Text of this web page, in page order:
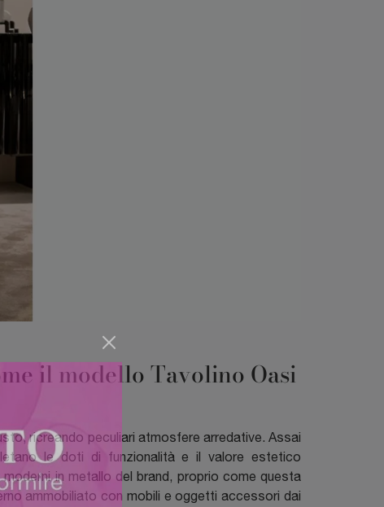
il modello Tavolino Oasi
ricreando peculiari atmosfere arredative. Assai
le doti di funzionalità e il valore estetico
in metallo del brand, proprio come questa
ammobiliato con mobili e oggetti accessori dai